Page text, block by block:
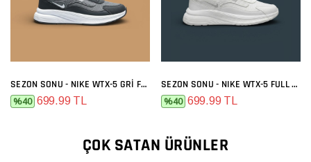
SEZON SONU - NIKE WTX-5 GRI FÜME
%40 699.99 TL
SEZON SONU - NIKE WTX-5 FULL BEYAZ
%40 699.99 TL
ÇOK SATAN ÜRÜNLER